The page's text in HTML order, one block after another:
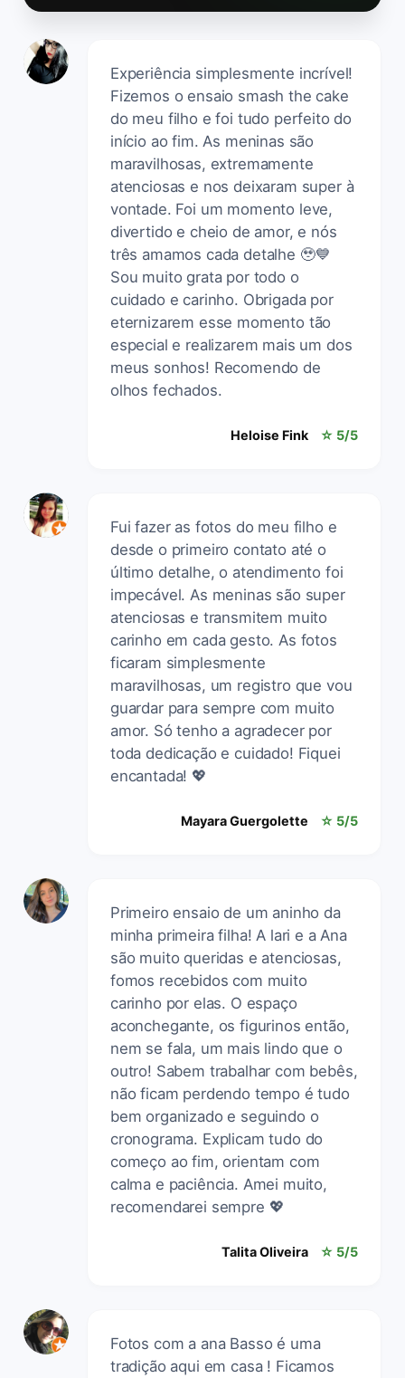
Experiência simplesmente incrível!
Fizemos o ensaio smash the cake
do meu filho e foi tudo perfeito do
início ao fim. As meninas são
maravilhosas, extremamente
atenciosas e nos deixaram super à
vontade. Foi um momento leve,
divertido e cheio de amor, e nós
três amamos cada detalhe 🥹💙
Sou muito grata por todo o
cuidado e carinho. Obrigada por
eternizarem esse momento tão
especial e realizarem mais um dos
meus sonhos! Recomendo de
olhos fechados.
Heloise Fink ☆ 5/5
Fui fazer as fotos do meu filho e
desde o primeiro contato até o
último detalhe, o atendimento foi
impecável. As meninas são super
atenciosas e transmitem muito
carinho em cada gesto. As fotos
ficaram simplesmente
maravilhosas, um registro que vou
guardar para sempre com muito
amor. Só tenho a agradecer por
toda dedicação e cuidado! Fiquei
encantada! 💖
Mayara Guergolette ☆ 5/5
Primeiro ensaio de um aninho da
minha primeira filha! A lari e a Ana
são muito queridas e atenciosas,
fomos recebidos com muito
carinho por elas. O espaço
aconchegante, os figurinos então,
nem se fala, um mais lindo que o
outro! Sabem trabalhar com bebês,
não ficam perdendo tempo é tudo
bem organizado e seguindo o
cronograma. Explicam tudo do
começo ao fim, orientam com
calma e paciência. Amei muito,
recomendarei sempre 💖
Talita Oliveira ☆ 5/5
Fotos com a ana Basso é uma
tradição aqui em casa ! Ficamos